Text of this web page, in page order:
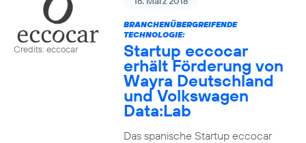
Credits: eccocar
BRANCHENÜBERGREIFENDE
TECHNOLOGIE:
Startup eccocar
erhält Förderung von
Wayra Deutschland
und Volkswagen
Data:Lab
Das spanische Startup eccocar